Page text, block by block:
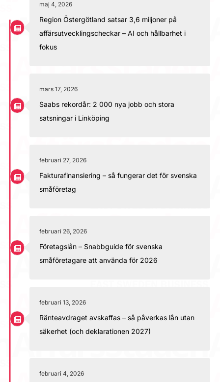
maj 4, 2026
Region Östergötland satsar 3,6 miljoner på
affärsutvecklingscheckar – AI och hållbarhet i
fokus
mars 17, 2026
Saabs rekordår: 2 000 nya jobb och stora
satsningar i Linköping
februari 27, 2026
Fakturafinansiering – så fungerar det för svenska
småföretag
februari 26, 2026
Företagslån – Snabbguide för svenska
småföretagare att använda för 2026
februari 13, 2026
Ränteavdraget avskaffas – så påverkas lån utan
säkerhet (och deklarationen 2027)
februari 4, 2026